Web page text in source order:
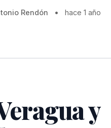
Rendón • hace 1 año
y